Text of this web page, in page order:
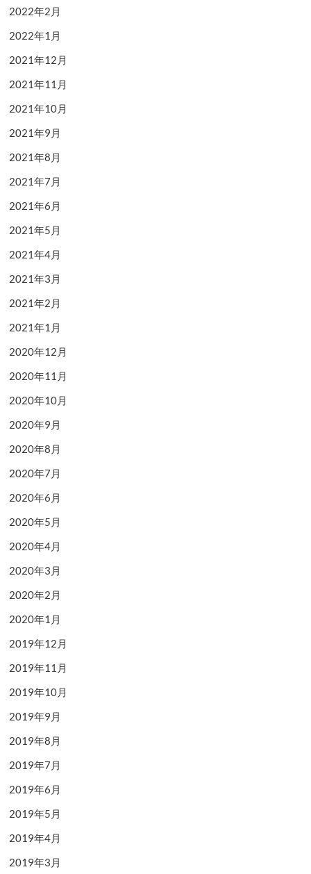
2022年2月
2022年1月
2021年12月
2021年11月
2021年10月
2021年9月
2021年8月
2021年7月
2021年6月
2021年5月
2021年4月
2021年3月
2021年2月
2021年1月
2020年12月
2020年11月
2020年10月
2020年9月
2020年8月
2020年7月
2020年6月
2020年5月
2020年4月
2020年3月
2020年2月
2020年1月
2019年12月
2019年11月
2019年10月
2019年9月
2019年8月
2019年7月
2019年6月
2019年5月
2019年4月
2019年3月